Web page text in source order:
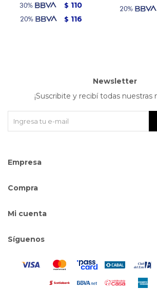
$ 110
$ 116
Empresa
Compra
Mi cuenta
Síguenos
Newsletter
¡Suscribite y recibí todas nuestras